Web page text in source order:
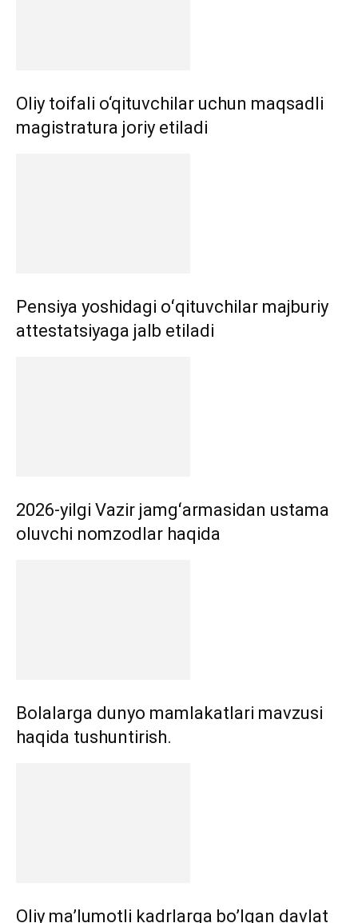
Oliy toifali o‘qituvchilar uchun maqsadli
magistratura joriy etiladi
Pensiya yoshidagi oʻqituvchilar majburiy
attestatsiyaga jalb etiladi
2026-yilgi Vazir jamgʻarmasidan ustama
oluvchi nomzodlar haqida
Bolalarga dunyo mamlakatlari mavzusi
haqida tushuntirish.
Oliy ma’lumotli kadrlarga bo’lgan davlat